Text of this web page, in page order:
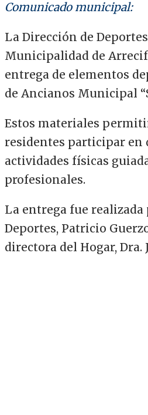
Comunicado municipal:
La Dirección de
Municipalidad de
entrega de elementos
de Ancianos Municipal
Estos materiales
residentes participar en
actividades físicas
profesionales.
La entrega fue
Deportes, Patricio
directora del Hogar, Dra.